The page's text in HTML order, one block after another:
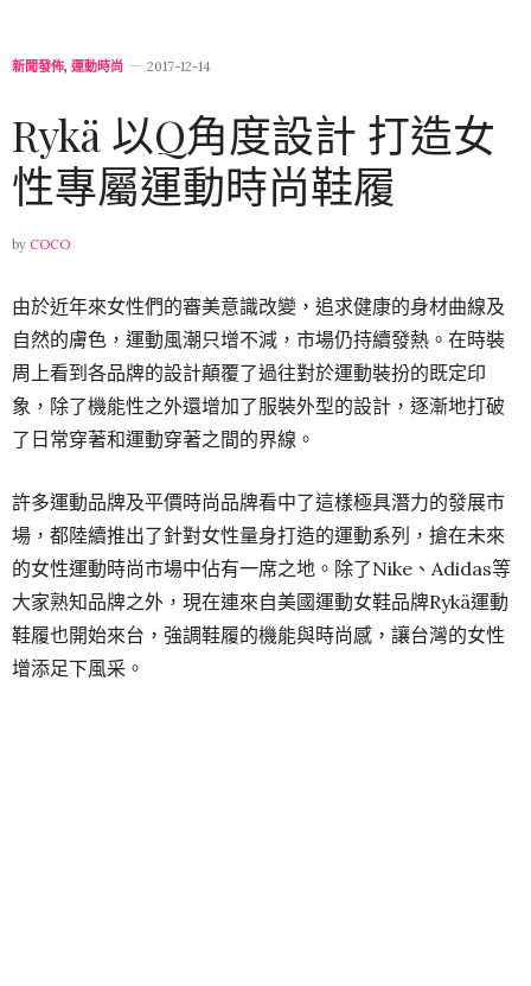
新聞發佈, 運動時尚 2017-12-14
Rykä 以Q角度設計 打造女
性專屬運動時尚鞋履
by COCO
由於近年來女性們的審美意識改變，追求健康的身材曲線及
自然的膚色，運動風潮只增不減，市場仍持續發熱。在時裝
周上看到各品牌的設計顛覆了過往對於運動裝扮的既定印
象，除了機能性之外還增加了服裝外型的設計，逐漸地打破
了日常穿著和運動穿著之間的界線。
許多運動品牌及平價時尚品牌看中了這樣極具潛力的發展市
場，都陸續推出了針對女性量身打造的運動系列，搶在未來
的女性運動時尚市場中佔有一席之地。除了Nike、Adidas等
大家熟知品牌之外，現在連來自美國運動女鞋品牌Rykä運動
鞋履也開始來台，強調鞋履的機能與時尚感，讓台灣的女性
增添足下風采。